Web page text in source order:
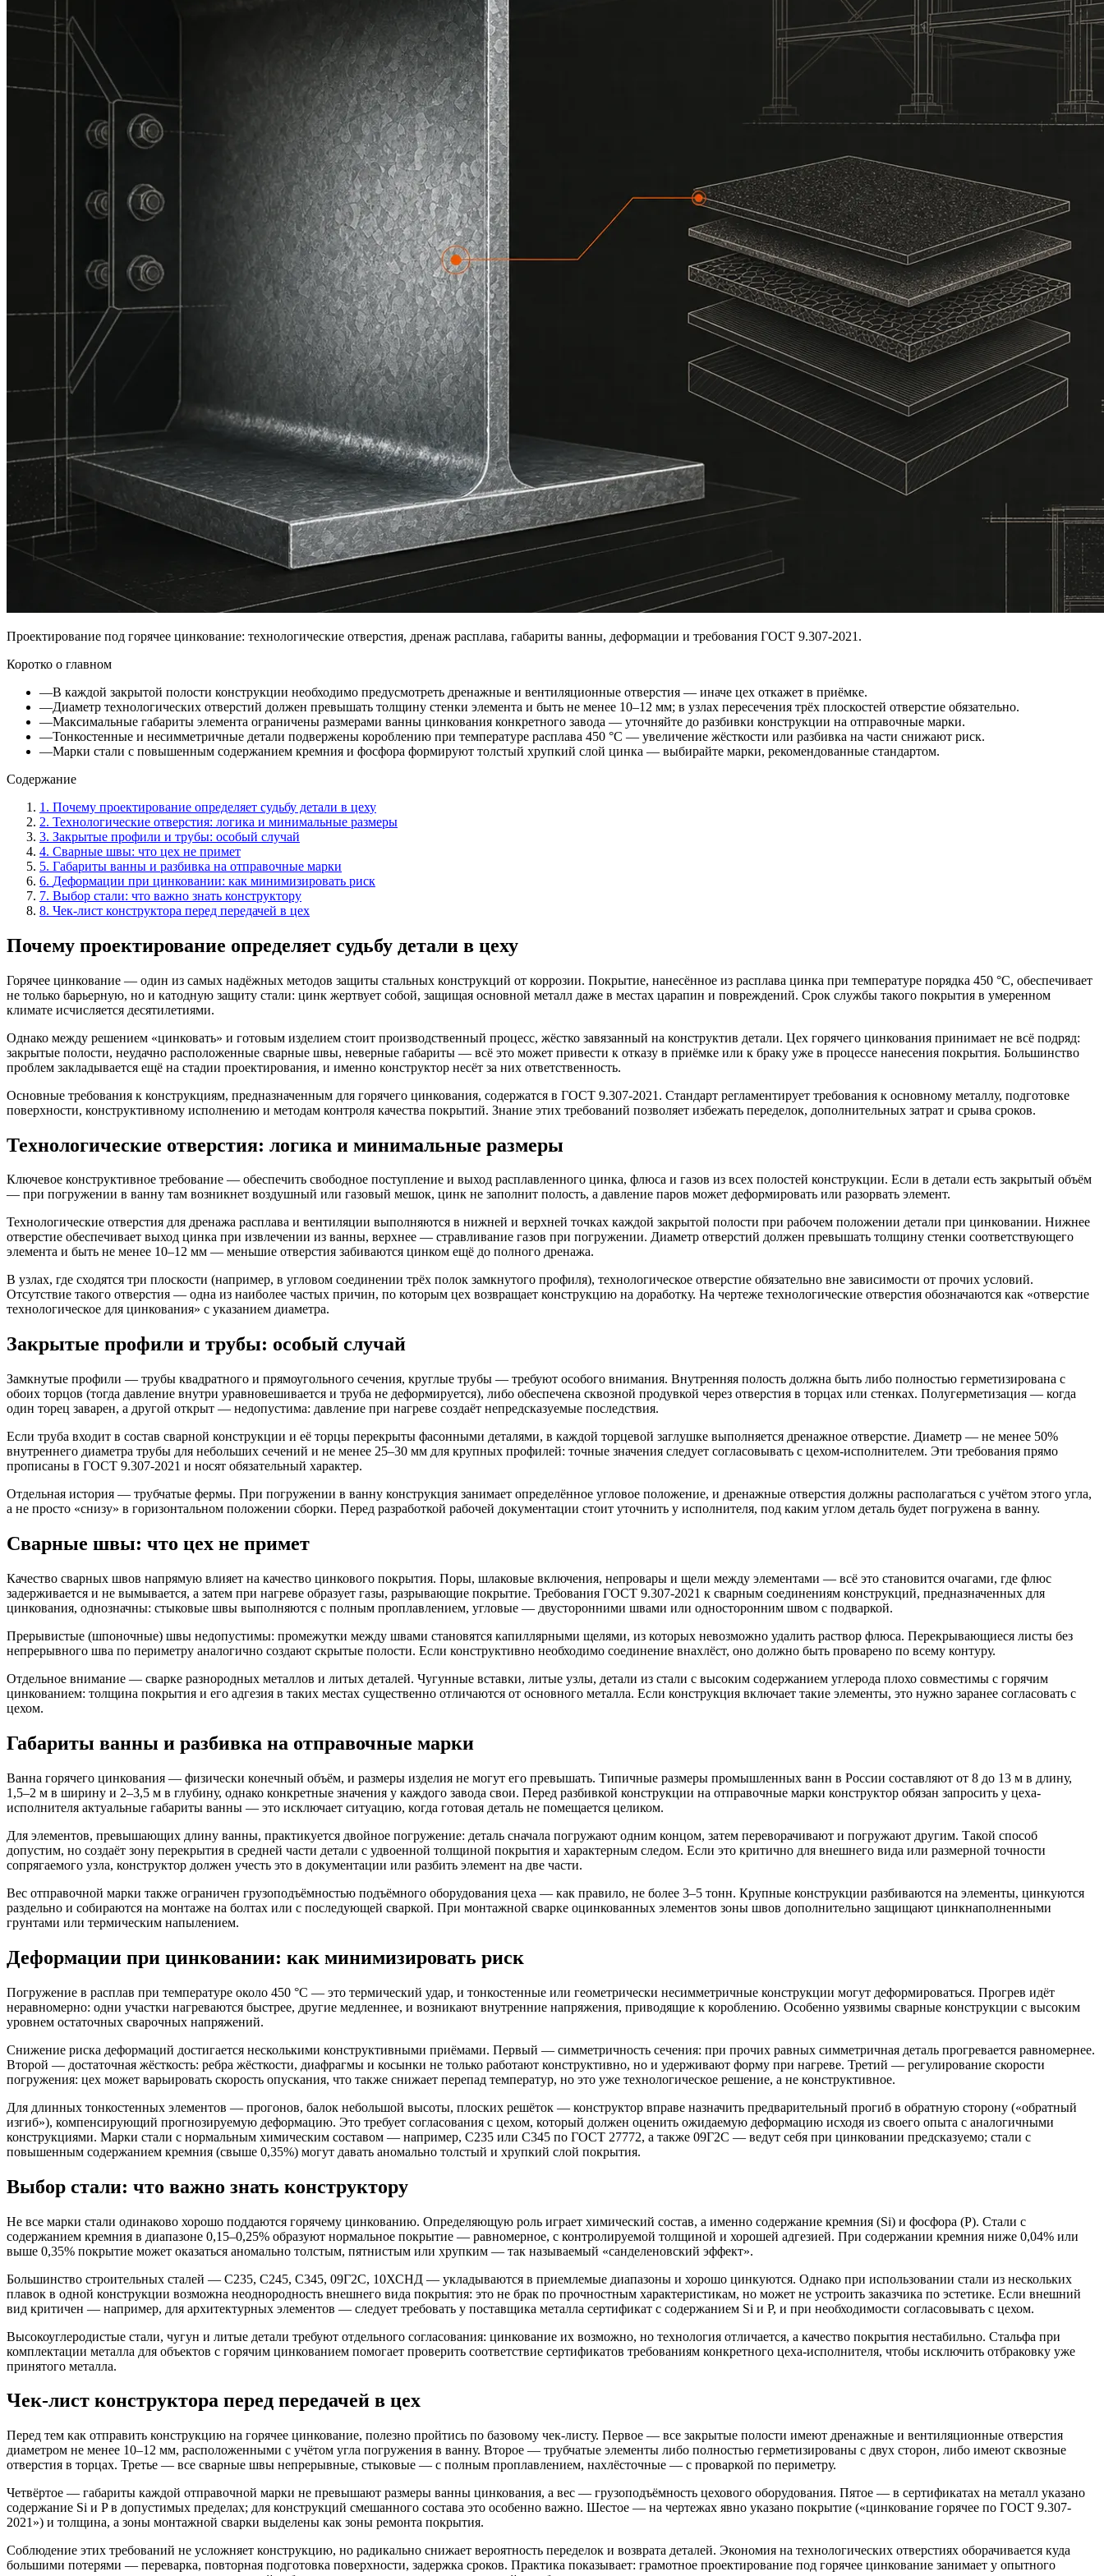
Проектирование под горячее цинкование: технологические отверстия, дренаж расплава, габариты ванны, деформации и требования ГОСТ 9.307-2021.
Коротко о главном
—В каждой закрытой полости конструкции необходимо предусмотреть дренажные и вентиляционные отверстия — иначе цех откажет в приёмке.
—Диаметр технологических отверстий должен превышать толщину стенки элемента и быть не менее 10–12 мм; в узлах пересечения трёх плоскостей отверстие обязательно.
—Максимальные габариты элемента ограничены размерами ванны цинкования конкретного завода — уточняйте до разбивки конструкции на отправочные марки.
—Тонкостенные и несимметричные детали подвержены короблению при температуре расплава 450 °C — увеличение жёсткости или разбивка на части снижают риск.
—Марки стали с повышенным содержанием кремния и фосфора формируют толстый хрупкий слой цинка — выбирайте марки, рекомендованные стандартом.
Содержание
1 . Почему проектирование определяет судьбу детали в цеху
2. Технологические отверстия: логика и минимальные размеры
3. Закрытые профили и трубы: особый случай
4. Сварные швы: что цех не примет
5. Габариты ванны и разбивка на отправочные марки
6. Деформации при цинковании: как минимизировать риск
7. Выбор стали: что важно знать конструктору
8. Чек-лист конструктора перед передачей в цех
Почему проектирование определяет судьбу детали в цеху
Горячее цинкование — один из самых надёжных методов защиты стальных конструкций от коррозии. Покрытие, нанесённое из расплава цинка при температуре порядка 450 °C, обеспечивает
не только барьерную, но и катодную защиту стали: цинк жертвует собой, защищая основной металл даже в местах царапин и повреждений. Срок службы такого покрытия в умеренном
климате исчисляется десятилетиями.
Однако между решением «цинковать» и готовым изделием стоит производственный процесс, жёстко завязанный на конструктив детали. Цех горячего цинкования принимает не всё подряд:
закрытые полости, неудачно расположенные сварные швы, неверные габариты — всё это может привести к отказу в приёмке или к браку уже в процессе нанесения покрытия. Большинство
проблем закладывается ещё на стадии проектирования, и именно конструктор несёт за них ответственность.
Основные требования к конструкциям, предназначенным для горячего цинкования, содержатся в ГОСТ 9.307-2021. Стандарт регламентирует требования к основному металлу, подготовке
поверхности, конструктивному исполнению и методам контроля качества покрытий. Знание этих требований позволяет избежать переделок, дополнительных затрат и срыва сроков.
Технологические отверстия: логика и минимальные размеры
Ключевое конструктивное требование — обеспечить свободное поступление и выход расплавленного цинка, флюса и газов из всех полостей конструкции. Если в детали есть закрытый объём
— при погружении в ванну там возникнет воздушный или газовый мешок, цинк не заполнит полость, а давление паров может деформировать или разорвать элемент.
Технологические отверстия для дренажа расплава и вентиляции выполняются в нижней и верхней точках каждой закрытой полости при рабочем положении детали при цинковании. Нижнее
отверстие обеспечивает выход цинка при извлечении из ванны, верхнее — стравливание газов при погружении. Диаметр отверстий должен превышать толщину стенки соответствующего
элемента и быть не менее 10–12 мм — меньшие отверстия забиваются цинком ещё до полного дренажа.
В узлах, где сходятся три плоскости (например, в угловом соединении трёх полок замкнутого профиля), технологическое отверстие обязательно вне зависимости от прочих условий.
Отсутствие такого отверстия — одна из наиболее частых причин, по которым цех возвращает конструкцию на доработку. На чертеже технологические отверстия обозначаются как «отверстие
технологическое для цинкования» с указанием диаметра.
Закрытые профили и трубы: особый случай
Замкнутые профили — трубы квадратного и прямоугольного сечения, круглые трубы — требуют особого внимания. Внутренняя полость должна быть либо полностью герметизирована с
обоих торцов (тогда давление внутри уравновешивается и труба не деформируется), либо обеспечена сквозной продувкой через отверстия в торцах или стенках. Полугерметизация — когда
один торец заварен, а другой открыт — недопустима: давление при нагреве создаёт непредсказуемые последствия.
Если труба входит в состав сварной конструкции и её торцы перекрыты фасонными деталями, в каждой торцевой заглушке выполняется дренажное отверстие. Диаметр — не менее 50%
внутреннего диаметра трубы для небольших сечений и не менее 25–30 мм для крупных профилей: точные значения следует согласовывать с цехом-исполнителем. Эти требования прямо
прописаны в ГОСТ 9.307-2021 и носят обязательный характер.
Отдельная история — трубчатые фермы. При погружении в ванну конструкция занимает определённое угловое положение, и дренажные отверстия должны располагаться с учётом этого угла,
а не просто «снизу» в горизонтальном положении сборки. Перед разработкой рабочей документации стоит уточнить у исполнителя, под каким углом деталь будет погружена в ванну.
Сварные швы: что цех не примет
Качество сварных швов напрямую влияет на качество цинкового покрытия. Поры, шлаковые включения, непровары и щели между элементами — всё это становится очагами, где флюс
задерживается и не вымывается, а затем при нагреве образует газы, разрывающие покрытие. Требования ГОСТ 9.307-2021 к сварным соединениям конструкций, предназначенных для
цинкования, однозначны: стыковые швы выполняются с полным проплавлением, угловые — двусторонними швами или односторонним швом с подваркой.
Прерывистые (шпоночные) швы недопустимы: промежутки между швами становятся капиллярными щелями, из которых невозможно удалить раствор флюса. Перекрывающиеся листы без
непрерывного шва по периметру аналогично создают скрытые полости. Если конструктивно необходимо соединение внахлёст, оно должно быть проварено по всему контуру.
Отдельное внимание — сварке разнородных металлов и литых деталей. Чугунные вставки, литые узлы, детали из стали с высоким содержанием углерода плохо совместимы с горячим
цинкованием: толщина покрытия и его адгезия в таких местах существенно отличаются от основного металла. Если конструкция включает такие элементы, это нужно заранее согласовать с
цехом.
Габариты ванны и разбивка на отправочные марки
Ванна горячего цинкования — физически конечный объём, и размеры изделия не могут его превышать. Типичные размеры промышленных ванн в России составляют от 8 до 13 м в длину,
1,5–2 м в ширину и 2–3,5 м в глубину, однако конкретные значения у каждого завода свои. Перед разбивкой конструкции на отправочные марки конструктор обязан запросить у цеха-
исполнителя актуальные габариты ванны — это исключает ситуацию, когда готовая деталь не помещается целиком.
Для элементов, превышающих длину ванны, практикуется двойное погружение: деталь сначала погружают одним концом, затем переворачивают и погружают другим. Такой способ
допустим, но создаёт зону перекрытия в средней части детали с удвоенной толщиной покрытия и характерным следом. Если это критично для внешнего вида или размерной точности
сопрягаемого узла, конструктор должен учесть это в документации или разбить элемент на две части.
Вес отправочной марки также ограничен грузоподъёмностью подъёмного оборудования цеха — как правило, не более 3–5 тонн. Крупные конструкции разбиваются на элементы, цинкуются
раздельно и собираются на монтаже на болтах или с последующей сваркой. При монтажной сварке оцинкованных элементов зоны швов дополнительно защищают цинкнаполненными
грунтами или термическим напылением.
Деформации при цинковании: как минимизировать риск
Погружение в расплав при температуре около 450 °C — это термический удар, и тонкостенные или геометрически несимметричные конструкции могут деформироваться. Прогрев идёт
неравномерно: одни участки нагреваются быстрее, другие медленнее, и возникают внутренние напряжения, приводящие к короблению. Особенно уязвимы сварные конструкции с высоким
уровнем остаточных сварочных напряжений.
Снижение риска деформаций достигается несколькими конструктивными приёмами. Первый — симметричность сечения: при прочих равных симметричная деталь прогревается равномернее.
Второй — достаточная жёсткость: ребра жёсткости, диафрагмы и косынки не только работают конструктивно, но и удерживают форму при нагреве. Третий — регулирование скорости
погружения: цех может варьировать скорость опускания, что также снижает перепад температур, но это уже технологическое решение, а не конструктивное.
Для длинных тонкостенных элементов — прогонов, балок небольшой высоты, плоских решёток — конструктор вправе назначить предварительный прогиб в обратную сторону («обратный
изгиб»), компенсирующий прогнозируемую деформацию. Это требует согласования с цехом, который должен оценить ожидаемую деформацию исходя из своего опыта с аналогичными
конструкциями. Марки стали с нормальным химическим составом — например, С235 или С345 по ГОСТ 27772, а также 09Г2С — ведут себя при цинковании предсказуемо; стали с
повышенным содержанием кремния (свыше 0,35%) могут давать аномально толстый и хрупкий слой покрытия.
Выбор стали: что важно знать конструктору
Не все марки стали одинаково хорошо поддаются горячему цинкованию. Определяющую роль играет химический состав, а именно содержание кремния (Si) и фосфора (P). Стали с
содержанием кремния в диапазоне 0,15–0,25% образуют нормальное покрытие — равномерное, с контролируемой толщиной и хорошей адгезией. При содержании кремния ниже 0,04% или
выше 0,35% покрытие может оказаться аномально толстым, пятнистым или хрупким — так называемый «санделеновский эффект».
Большинство строительных сталей — С235, С245, С345, 09Г2С, 10ХСНД — укладываются в приемлемые диапазоны и хорошо цинкуются. Однако при использовании стали из нескольких
плавок в одной конструкции возможна неоднородность внешнего вида покрытия: это не брак по прочностным характеристикам, но может не устроить заказчика по эстетике. Если внешний
вид критичен — например, для архитектурных элементов — следует требовать у поставщика металла сертификат с содержанием Si и P, и при необходимости согласовывать с цехом.
Высокоуглеродистые стали, чугун и литые детали требуют отдельного согласования: цинкование их возможно, но технология отличается, а качество покрытия нестабильно. Стальфа при
комплектации металла для объектов с горячим цинкованием помогает проверить соответствие сертификатов требованиям конкретного цеха-исполнителя, чтобы исключить отбраковку уже
принятого металла.
Чек-лист конструктора перед передачей в цех
Перед тем как отправить конструкцию на горячее цинкование, полезно пройтись по базовому чек-листу. Первое — все закрытые полости имеют дренажные и вентиляционные отверстия
диаметром не менее 10–12 мм, расположенными с учётом угла погружения в ванну. Второе — трубчатые элементы либо полностью герметизированы с двух сторон, либо имеют сквозные
отверстия в торцах. Третье — все сварные швы непрерывные, стыковые — с полным проплавлением, нахлёсточные — с проваркой по периметру.
Четвёртое — габариты каждой отправочной марки не превышают размеры ванны цинкования, а вес — грузоподъёмность цехового оборудования. Пятое — в сертификатах на металл указано
содержание Si и P в допустимых пределах; для конструкций смешанного состава это особенно важно. Шестое — на чертежах явно указано покрытие («цинкование горячее по ГОСТ 9.307-
2021») и толщина, а зоны монтажной сварки выделены как зоны ремонта покрытия.
Соблюдение этих требований не усложняет конструкцию, но радикально снижает вероятность переделок и возврата деталей. Экономия на технологических отверстиях оборачивается куда
большими потерями — переварка, повторная подготовка поверхности, задержка сроков. Практика показывает: грамотное проектирование под горячее цинкование занимает у опытного